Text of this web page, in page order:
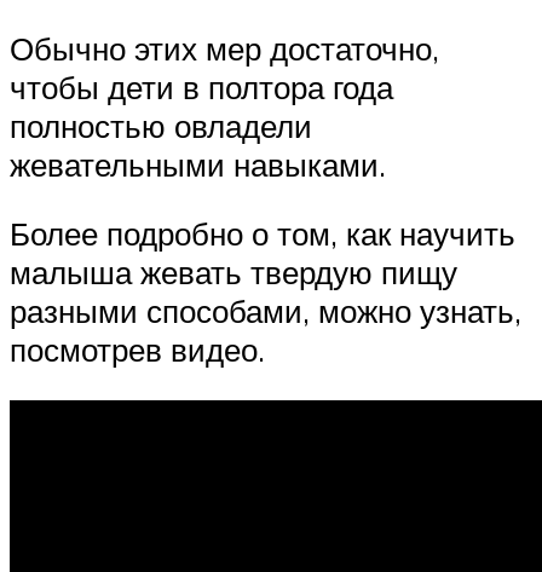
Обычно этих мер достаточно,
чтобы дети в полтора года
полностью овладели
жевательными навыками.
Более подробно о том, как научить
малыша жевать твердую пищу
разными способами, можно узнать,
посмотрев видео.